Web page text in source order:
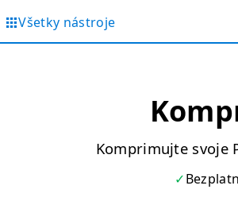
Všetky nástroje
Komprimujte svoje